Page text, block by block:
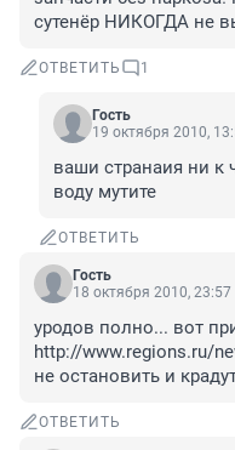
сутенёр НИКОГДА не
ОТВЕТИТЬ 1
Гость
19 октября 2010,
ваши странаия ни к
воду мутите
ОТВЕТИТЬ
Гость
18 октября 2010, 23:57
уродов полно... вот
http://www.regions.ru/
не остановить и
ОТВЕТИТЬ